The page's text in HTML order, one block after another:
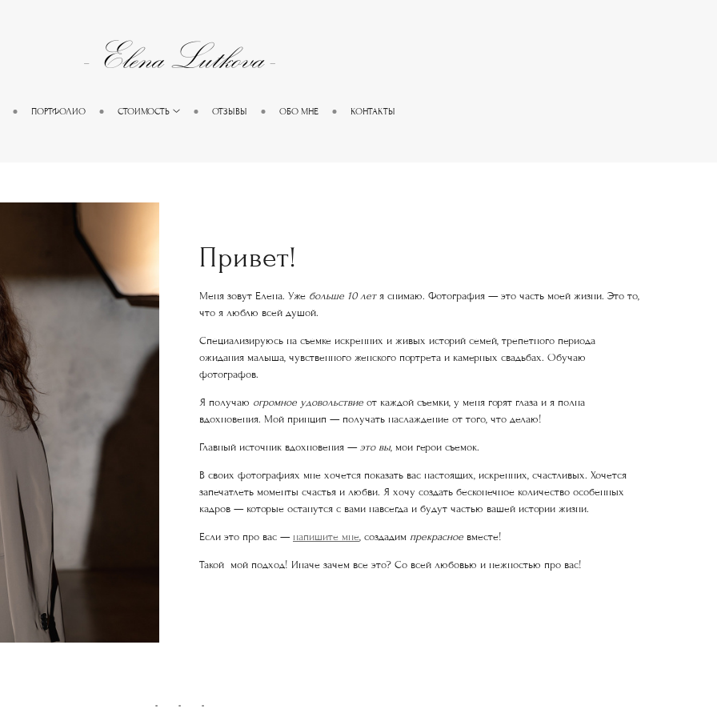
ПОРТФОЛИО СТОИМОСТЬ ОТЗЫВЫ ОБО МНЕ КОНТАКТЫ
Привет!
Меня зовут Елена. Уже больше 10 летя снимаю. Фотография — это часть моей жизни. Это то,
что я люблю всей душой.
Специализируюсь на съемке искренних и живых историй семей, трепетного периода
ожидания малыша, чувственного женского портрета и камерных свадьбах. Обучаю
фотографов.
Я получаю огромное удовольствие от каждой съемки, у меня горят глаза и я полна
вдохновения. Мой принцип — получать наслаждение от того, что делаю!
Главный источник вдохновения —это вы, мои герои съемок.
В своих фотографиях мне хочется показать вас настоящих, искренних, счастливых. Хочется
запечатлеть моменты счастья и любви. Я хочу создать бесконечное количество особенных
кадров — которые останутся с вами навсегда и будут частью вашей истории жизни.
Если это про вас — напишите мне, создадим прекрасное вместе!
Такой мой подход! Иначе зачем все это? Со всей любовью и нежностью про вас!